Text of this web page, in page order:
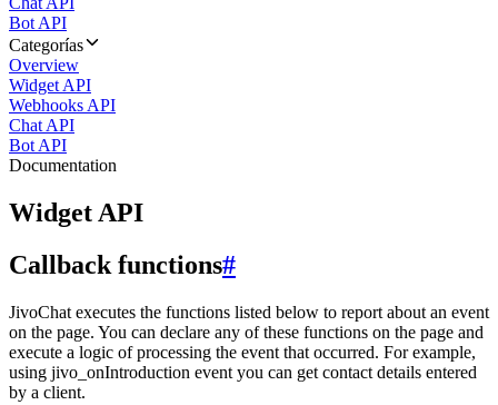
Bot API
Categorías
Overview
Widget API
Webhooks API
Chat API
Bot API
Documentation
Widget API
Callback functions#
JivoChat executes the functions listed below to report about an event
on the page. You can declare any of these functions on the page and
execute a logic of processing the event that occurred. For example,
using jivo_onIntroduction event you can get contact details entered
by a client.